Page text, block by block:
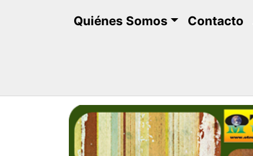
Quiénes Somos Contacto